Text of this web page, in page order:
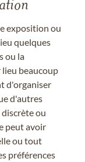
exposition ou
quelques
ou la
beaucoup
d'organiser
d'autres
ou
peut avoir
ou tout
préférences